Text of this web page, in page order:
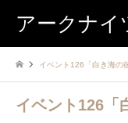
アークナイ
イベント126「白き海の
イベント126「